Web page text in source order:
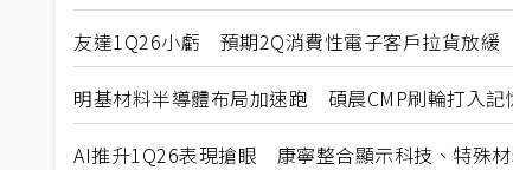
友達1Q26小虧 預期2Q消費性電子客戶拉貨放緩
明基材料半導體布局加速跑 碩晨CMP刷輪打入記
AI推升1Q26表現搶眼 康寧整合顯示科技、特殊材